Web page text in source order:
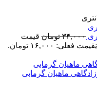
۳۴,۰۰۰ تومان قیمت
قیمت فعلی: ۱۶,۰۰۰ تومان.
ماهيان گرمابی